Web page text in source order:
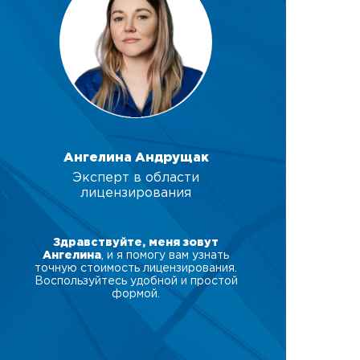
Ангелина Андрущак
Эксперт в области
лицензирования
Здравствуйте, меня зовут
Ангелина , и я помогу вам узнать
точную стоимость лицензирования.
Воспользуйтесь удобной и простой
формой.